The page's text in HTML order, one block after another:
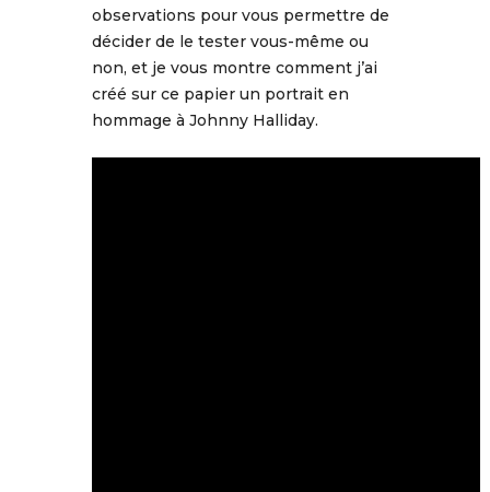
observations pour vous permettre de
décider de le tester vous-même ou
non, et je vous montre comment j’ai
créé sur ce papier un portrait en
hommage à Johnny Halliday.